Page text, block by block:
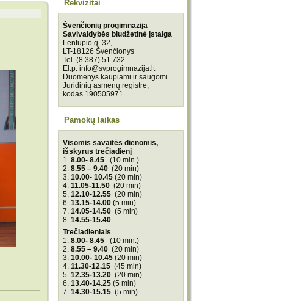
Rekvizitai
Švenčionių progimnazija
Savivaldybės biudžetinė įstaiga
Lentupio g. 32,
LT-18126 Švenčionys
Tel. (8 387) 51 732
El.p. info@svprogimnazija.lt
Duomenys kaupiami ir saugomi
Juridinių asmenų registre,
kodas 190505971
Pamokų laikas
Visomis savaitės dienomis,
išskyrus trečiadienį
1. 8.00- 8.45
(10 min.)
2. 8.55 – 9.40 (20 min)
3. 10.00- 10.45 (20 min)
4. 11.05-11.50 (20 min)
5. 12.10-12.55 (20 min)
6. 13.15-14.00 (5 min)
7. 14.05-14.50 (5 min)
8. 14.55-15.40
Trečiadieniais
1. 8.00- 8.45
(10 min.)
2. 8.55 – 9.40 (20 min)
3. 10.00- 10.45 (20 min)
4. 11.30-12.15 (45 min)
5. 12.35-13.20 (20 min)
6. 13.40-14.25 (5 min)
7. 14.30-15.15 (5 min)